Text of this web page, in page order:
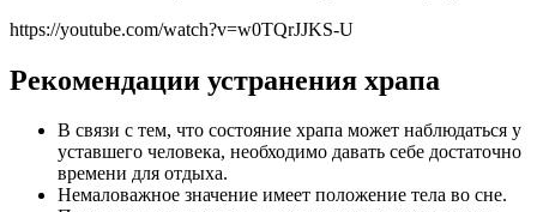
https://youtube.com/watch?v=w0TQrJJKS-U
Рекомендации устранения храпа
В связи с тем, что состояние храпа может наблюдаться у
уставшего человека, необходимо давать себе достаточно
времени для отдыха.
Немаловажное значение имеет положение тела во сне.